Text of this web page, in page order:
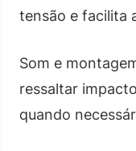
tensão e facilita
Som e
ressaltar
quando